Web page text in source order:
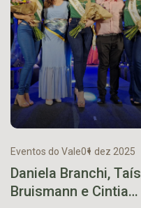
Eventos do Vale01 dez 2025
Daniela Branchi, Taís
Bruismann e Cintia